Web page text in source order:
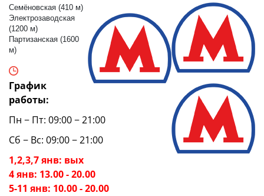
Семёновская (410 м)
Электрозаводская
(1200 м)
Партизанская (1600
м)
График
работы:
Пн − Пт: 09:00 − 21:00
Сб − Вс: 09:00 − 21:00
1,2,3,7 янв: вых
4 янв: 13.00 - 20.00
5-11 янв: 10.00 - 20.00